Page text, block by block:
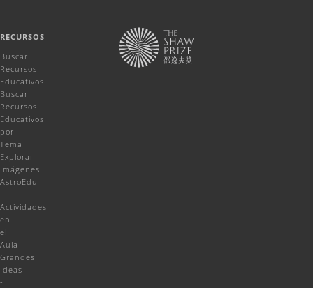
RECURSOS
Buscar
Recursos
Educativos
Buscar
Recursos
Educativos
por
Tema
Explorar
Imágenes
AstroEdu
-
Actividades
en
el
Aula
Grandes
Ideas
-